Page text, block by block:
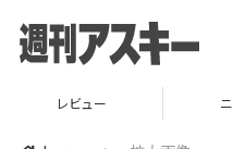
レビュー